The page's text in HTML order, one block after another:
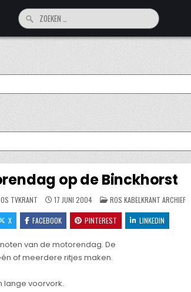
Zoeken
naar:
op de Binckhorst
TVKRANT 17 JUNI 2004 GEPLAATST
IN
ROS KABELKRANT ARCHIEF
X FACEBOOK PINTEREST LINKEDIN
van de motorendag. De
of meerdere ritjes maken.
lange voorvork.